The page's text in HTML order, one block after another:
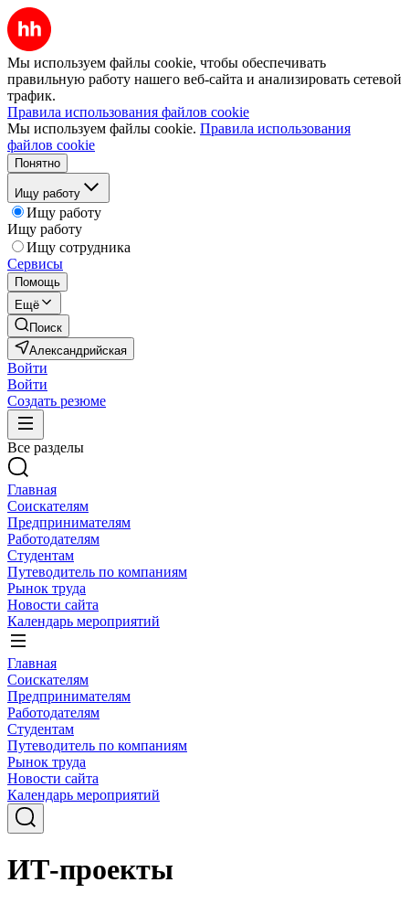
Мы используем файлы cookie, чтобы обеспечивать
правильную работу нашего веб-сайта и анализировать сетевой
трафик.
Правила использования файлов cookie
Мы используем файлы cookie. Правила использования
файлов cookie
Понятно
Ищу работу
Ищу работу
Ищу работу
Ищу сотрудника
Сервисы
Помощь
Ещё
Поиск
Александрийская
Войти
Войти
Создать резюме
Все разделы
Главная
Соискателям
Предпринимателям
Работодателям
Студентам
Путеводитель по компаниям
Рынок труда
Новости сайта
Календарь мероприятий
Главная
Соискателям
Предпринимателям
Работодателям
Студентам
Путеводитель по компаниям
Рынок труда
Новости сайта
Календарь мероприятий
ИТ-проекты